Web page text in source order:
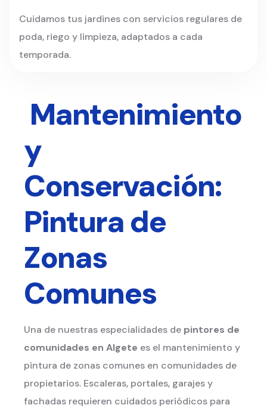
Cuidamos tus jardines con servicios regulares de
poda, riego y limpieza, adaptados a cada
temporada.
Mantenimiento
y
Conservación:
Pintura de
Zonas
Comunes
Una de nuestras especialidades de pintores de
comunidades en Algete es el mantenimiento y
pintura de zonas comunes en comunidades de
propietarios. Escaleras, portales, garajes y
fachadas requieren cuidados periódicos para